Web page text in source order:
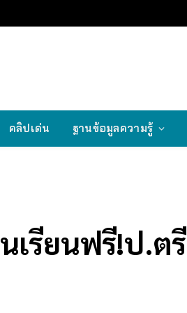
คลิปเด่น ฐานข้อมูลความรู้
รียนฟรี!ป.ตรี